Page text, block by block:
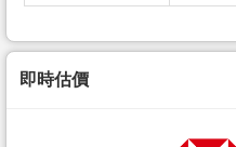
即時估價